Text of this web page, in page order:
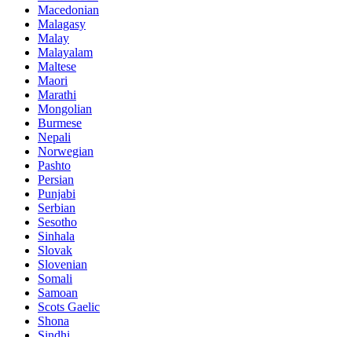
Macedonian
Malagasy
Malay
Malayalam
Maltese
Maori
Marathi
Mongolian
Burmese
Nepali
Norwegian
Pashto
Persian
Punjabi
Serbian
Sesotho
Sinhala
Slovak
Slovenian
Somali
Samoan
Scots Gaelic
Shona